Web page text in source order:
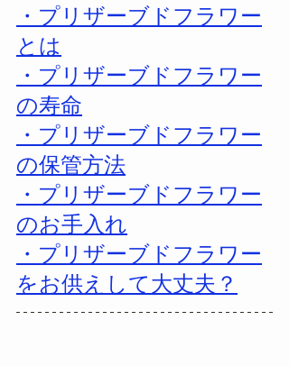
・プリザーブドフラワー
とは
・プリザーブドフラワー
の寿命
・プリザーブドフラワー
の保管方法
・プリザーブドフラワー
のお手入れ
・プリザーブドフラワー
をお供えして大丈夫？